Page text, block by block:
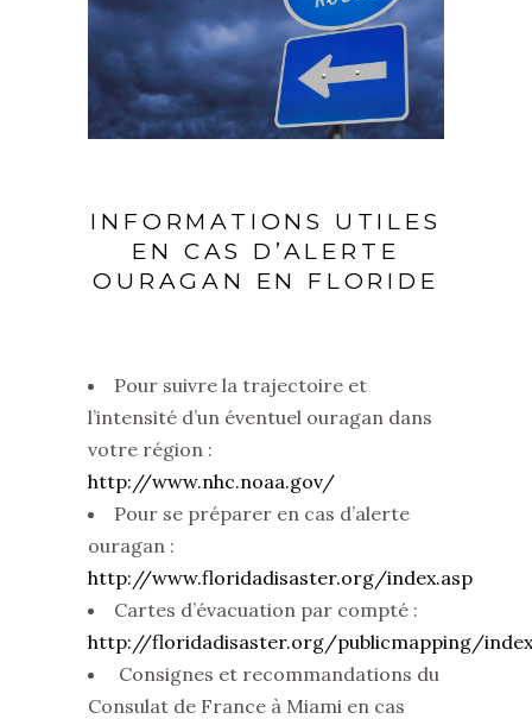
INFORMATIONS UTILES
EN CAS D’ALERTE
OURAGAN EN FLORIDE
Pour suivre la trajectoire et
l’intensité d’un éventuel ouragan dans
votre région :
http://www.nhc.noaa.gov/
Pour se préparer en cas d’alerte
ouragan :
http://www.floridadisaster.org/index.asp
Cartes d’évacuation par compté :
http://floridadisaster.org/publicmapping/
Consignes et recommandations du
Consulat de France à Miami en cas